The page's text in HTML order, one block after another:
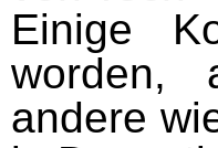
Einige
worden,
andere